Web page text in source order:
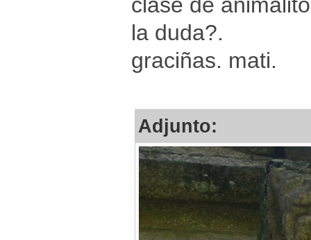
la duda?.
graciñas. mati.
Adjunto: